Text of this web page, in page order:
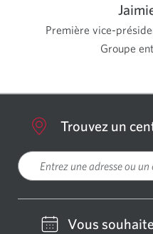
Première vice-
Groupe
Trouvez un
Vous